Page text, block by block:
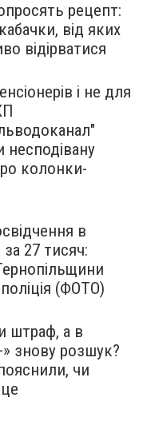
рецепт:
від яких
відірватися
і не для
несподівану
колонки-
в
за 27 тисяч:
(ФОТО)
штраф, а в
знову розшук?
чи